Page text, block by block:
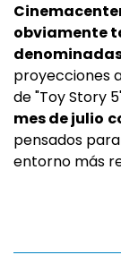
obviamente
proyecciones
de "Toy Story
mes de julio
pensados
entorno más